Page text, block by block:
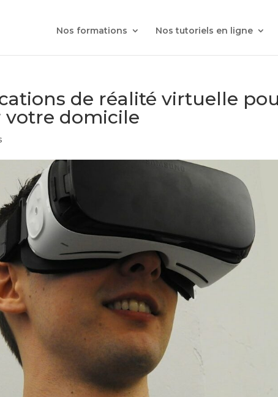
Nos formations Nos tutoriels en ligne
de réalité virtuelle
votre domicile